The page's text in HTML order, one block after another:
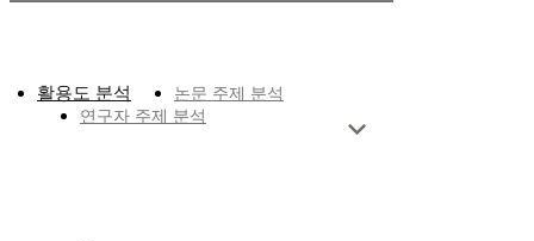
활용도 분석
논문 주제 분석
연구자 주제 분석